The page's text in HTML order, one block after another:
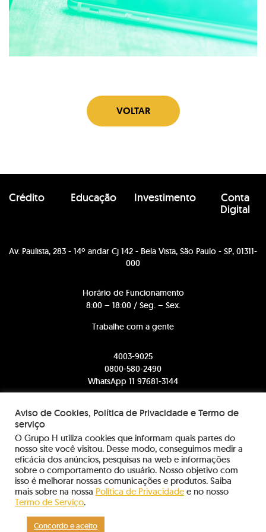
VOLTAR
Crédito Educação Investimento
Conta
Digital
Av. Paulista, 283 - 14º andar Cj 142 - Bela Vista, São Paulo - SP, 01311-
000
comercial@somosh.com.br
Horário de Funcionamento
8:00 – 18:00 / Seg. – Sex.
Trabalhe com a gente
4003-9025
0800-580-2490
WhatsApp 11 97681-3144
sac@somosh.com.br
Informações sobre dados coletados
Aviso de Cookies, Política de Privacidade e Termo de
serviço
O Grupo H utiliza cookies que informam quais partes do
nosso site você visitou. Desse modo, conseguimos medir a
eficácia dos anúncios, pesquisas na web e informações
sobre o comportamento do usuário. Nosso objetivo com
isso é melhorar nossas comunicações e produtos. Saiba
mais sobre na nossa Política de Privacidade e no nosso
Termo de Serviço.
Concordo e aceito